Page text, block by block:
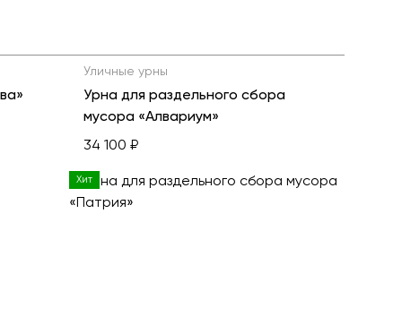
Уличные урны
Урна для раздельного сбора
мусора «Алвариум»
34 100 ₽
Хит